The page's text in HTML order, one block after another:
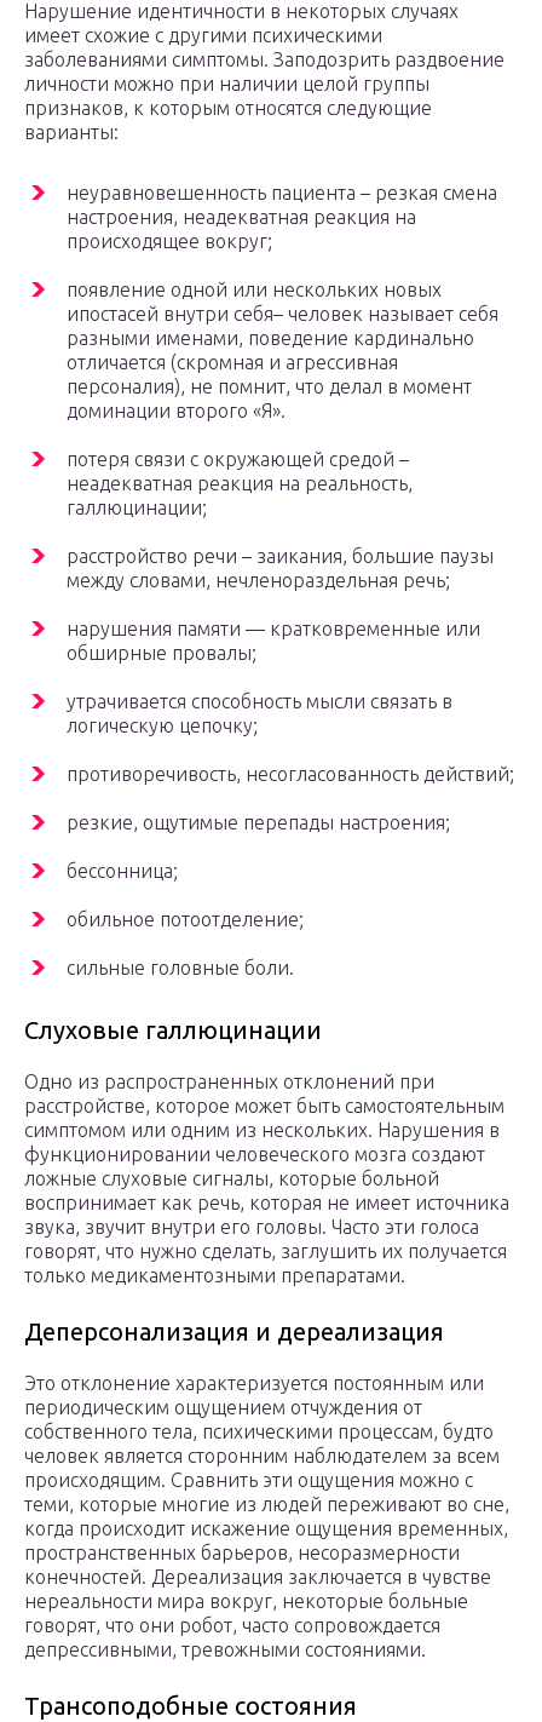
Нарушение идентичности в некоторых случаях
имеет схожие с другими психическими
заболеваниями симптомы. Заподозрить раздвоение
личности можно при наличии целой группы
признаков, к которым относятся следующие
варианты:
неуравновешенность пациента – резкая смена
настроения, неадекватная реакция на
происходящее вокруг;
появление одной или нескольких новых
ипостасей внутри себя­– человек называет себя
разными именами, поведение кардинально
отличается (скромная и агрессивная
персоналия), не помнит, что делал в момент
доминации второго «Я».
потеря связи с окружающей средой –
неадекватная реакция на реальность,
галлюцинации;
расстройство речи – заикания, большие паузы
между словами, нечленораздельная речь;
нарушения памяти — кратковременные или
обширные провалы;
утрачивается способность мысли связать в
логическую цепочку;
противоречивость, несогласованность действий;
резкие, ощутимые перепады настроения;
бессонница;
обильное потоотделение;
сильные головные боли.
Слуховые галлюцинации
Одно из распространенных отклонений при
расстройстве, которое может быть самостоятельным
симптомом или одним из нескольких. Нарушения в
функционировании человеческого мозга создают
ложные слуховые сигналы, которые больной
воспринимает как речь, которая не имеет источника
звука, звучит внутри его головы. Часто эти голоса
говорят, что нужно сделать, заглушить их получается
только медикаментозными препаратами.
Деперсонализация и дереализация
Это отклонение характеризуется постоянным или
периодическим ощущением отчуждения от
собственного тела, психическими процессам, будто
человек является сторонним наблюдателем за всем
происходящим. Сравнить эти ощущения можно с
теми, которые многие из людей переживают во сне,
когда происходит искажение ощущения временных,
пространственных барьеров, несоразмерности
конечностей. Дереализация заключается в чувстве
нереальности мира вокруг, некоторые больные
говорят, что они робот, часто сопровождается
депрессивными, тревожными состояниями.
Трансоподобные состояния